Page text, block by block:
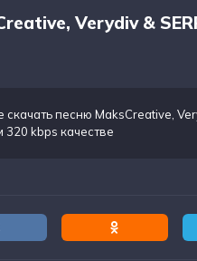
Verydiv &
скачать песню MaksCreative,
kbps качестве